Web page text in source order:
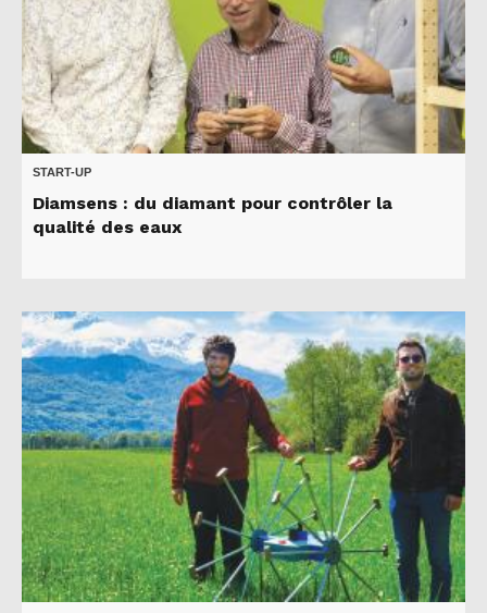
START-UP
Diamsens : du diamant pour contrôler la
qualité des eaux